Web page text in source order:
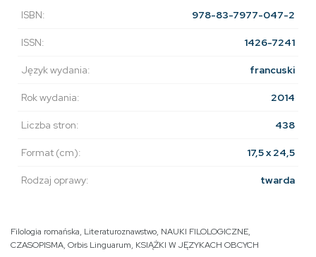
ISBN: 978-83-7977-047-2
ISSN: 1426-7241
Język wydania: francuski
Rok wydania: 2014
Liczba stron: 438
Format (cm): 17,5 x 24,5
Rodzaj oprawy: twarda
Filologia romańska, Literaturoznawstwo, NAUKI FILOLOGICZNE,
CZASOPISMA, Orbis Linguarum, KSIĄŻKI W JĘZYKACH OBCYCH